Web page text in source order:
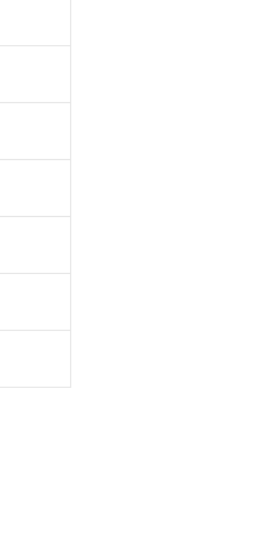
ない限り、2022年1月12日よ